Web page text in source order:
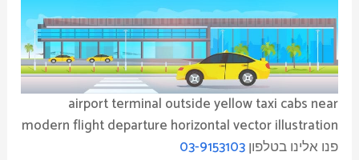
airport terminal outside yellow taxi cabs near
modern flight departure horizontal vector illustration
פנו אלינו בטלפון03-9153103